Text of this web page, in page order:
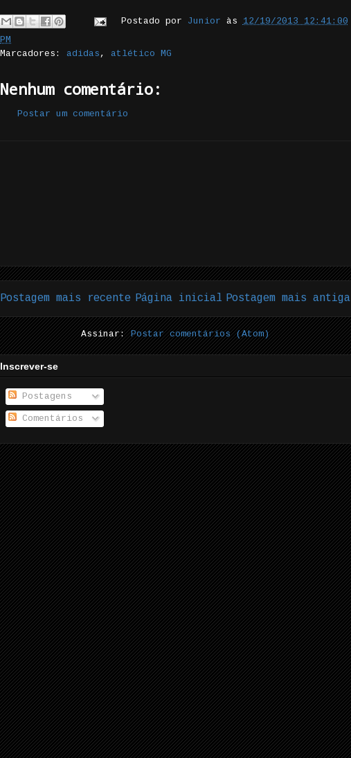
Postado por Junior às 12/19/2013 12:41:00
PM
Marcadores: adidas , atlético MG
Nenhum comentário:
Postar um comentário
Postagem mais recente Postagem mais antiga
Página inicial
Assinar:Postar comentários (Atom)
Inscrever-se
Postagens
Comentários